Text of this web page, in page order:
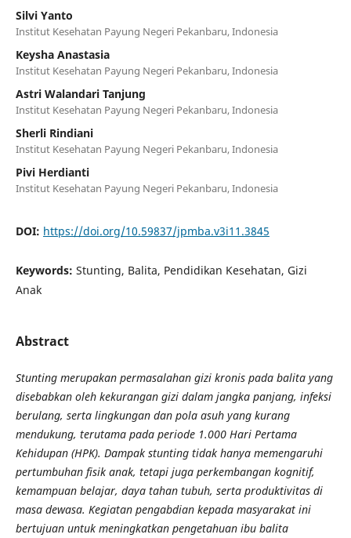
Silvi Yanto
Institut Kesehatan Payung Negeri Pekanbaru, Indonesia
Keysha Anastasia
Institut Kesehatan Payung Negeri Pekanbaru, Indonesia
Astri Walandari Tanjung
Institut Kesehatan Payung Negeri Pekanbaru, Indonesia
Sherli Rindiani
Institut Kesehatan Payung Negeri Pekanbaru, Indonesia
Pivi Herdianti
Institut Kesehatan Payung Negeri Pekanbaru, Indonesia
DOI: https://doi.org/10.59837/jpmba.v3i11.3845
Keywords: Stunting, Balita, Pendidikan Kesehatan, Gizi
Anak
Abstract
Stunting merupakan permasalahan gizi kronis pada balita yang
disebabkan oleh kekurangan gizi dalam jangka panjang, infeksi
berulang, serta lingkungan dan pola asuh yang kurang
mendukung, terutama pada periode 1.000 Hari Pertama
Kehidupan (HPK). Dampak stunting tidak hanya memengaruhi
pertumbuhan fisik anak, tetapi juga perkembangan kognitif,
kemampuan belajar, daya tahan tubuh, serta produktivitas di
masa dewasa. Kegiatan pengabdian kepada masyarakat ini
bertujuan untuk meningkatkan pengetahuan ibu balita